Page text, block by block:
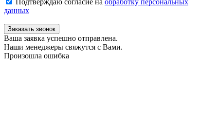
Подтверждаю согласие на обработку персональных
данных
Заказать звонок
Ваша заявка успешно отправлена.
Наши менеджеры свяжутся с Вами.
Произошла ошибка